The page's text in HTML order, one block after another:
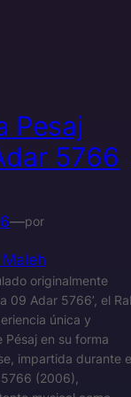
Pesaj
5766
—por
originalmente
09 Adar 5766’, el
única y
en su forma
impartida durante
(2006),